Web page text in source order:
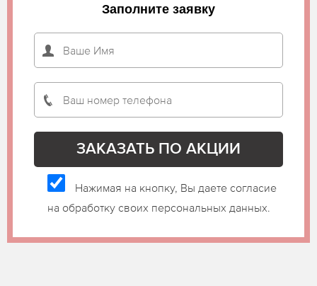
Заполните заявку
Нажимая на кнопку, Вы даете согласие
на обработку своих персональных данных.